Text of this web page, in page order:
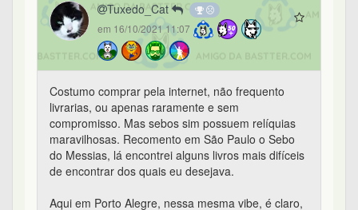
Tuxedo_Cat
em 16/10/2021 11:07
Costumo comprar pela internet, não frequento
livrarias, ou apenas raramente e sem
compromisso. Mas sebos sim possuem relíquias
maravilhosas. Recomento em São Paulo o Sebo
do Messias, lá encontrei alguns livros mais difíceis
de encontrar dos quais eu desejava.
Aqui em Porto Alegre, nessa mesma vibe, é claro,